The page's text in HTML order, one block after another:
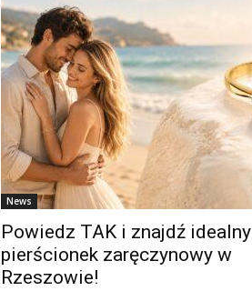
News
Powiedz TAK i znajdź idealny
pierścionek zaręczynowy w
Rzeszowie!